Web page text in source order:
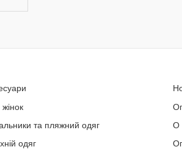
та пляжний одяг
одяг
О